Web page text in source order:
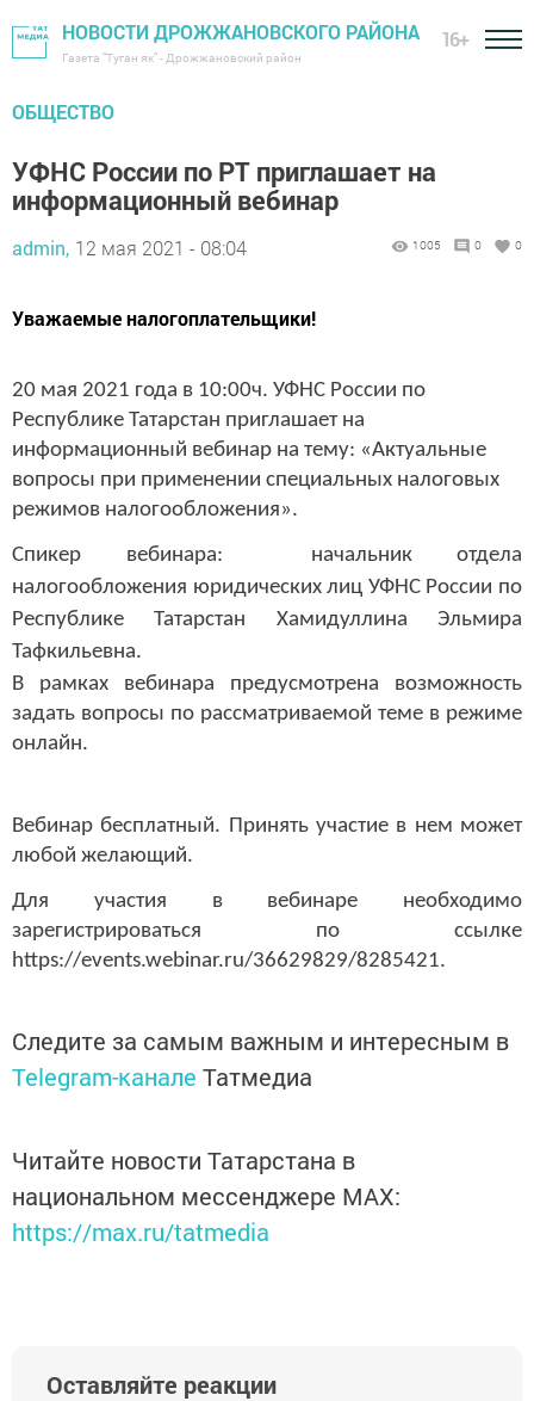
НОВОСТИ ДРОЖЖАНОВСКОГО РАЙОНА
Газета "Туган як" - Дрожжановский район
16+
ОБЩЕСТВО
УФНС России по РТ приглашает на
информационный вебинар
admin, 12 мая 2021 - 08:04 1005 0 0
Уважаемые налогоплательщики!
20 мая 2021 года в 10:00ч. УФНС России по
Республике Татарстан приглашает на
информационный вебинар на тему: «Актуальные
вопросы при применении специальных налоговых
режимов налогообложения».
Спикер вебинара:
начальник отдела
налогообложения юридических лиц УФНС России по
Республике Татарстан Хамидуллина Эльмира
Тафкильевна.
В рамках вебинара предусмотрена возможность
задать вопросы по рассматриваемой теме в режиме
онлайн.
Вебинар бесплатный. Принять участие в нем может
любой желающий.
Для участия в вебинаре необходимо
зарегистрироваться по ссылке
https://events.webinar.ru/36629829/8285421.
Следите за самым важным и интересным в
Telegram-канале Татмедиа
Читайте новости Татарстана в
национальном мессенджере MАХ:
https://max.ru/tatmedia
Оставляйте реакции